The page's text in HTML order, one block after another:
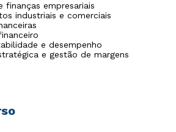
finanças empresariais
industriais e comerciais
e desempenho
e gestão de margens